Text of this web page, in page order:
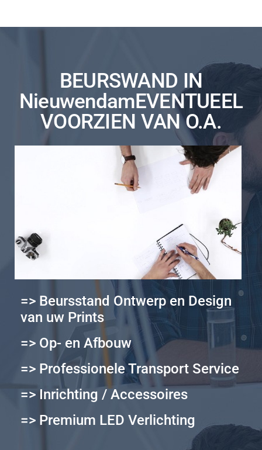
BEURSWAND IN
NieuwendamEVENTUEEL
VOORZIEN VAN O.A.
=> Beursstand Ontwerp en Design
van uw Prints
=> Op- en Afbouw
=> Professionele Transport Service
=> Inrichting / Accessoires
=> Premium LED Verlichting